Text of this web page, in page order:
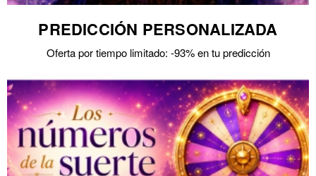
PREDICCIÓN PERSONALIZADA
Oferta por tiempo limitado: -93% en tu predicción